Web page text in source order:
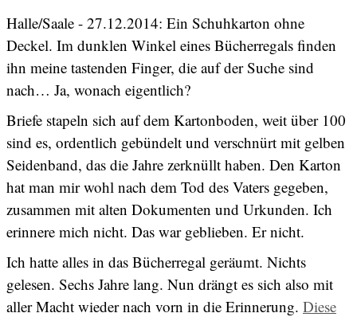
Halle/Saale - 27.12.2014: Ein Schuhkarton ohne
Deckel. Im dunklen Winkel eines Bücherregals finden
ihn meine tastenden Finger, die auf der Suche sind
nach… Ja, wonach eigentlich?
Briefe stapeln sich auf dem Kartonboden, weit über 100
sind es, ordentlich gebündelt und verschnürt mit gelben
Seidenband, das die Jahre zerknüllt haben. Den Karton
hat man mir wohl nach dem Tod des Vaters gegeben,
zusammen mit alten Dokumenten und Urkunden. Ich
erinnere mich nicht. Das war geblieben. Er nicht.
Ich hatte alles in das Bücherregal geräumt. Nichts
gelesen. Sechs Jahre lang. Nun drängt es sich also mit
aller Macht wieder nach vorn in die Erinnerung. Diese